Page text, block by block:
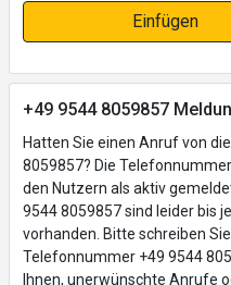
Einfügen
+49 9544 8059857
Hatten Sie einen Anruf von
8059857? Die
den Nutzern als aktiv
9544 8059857 sind leider bis
vorhanden. Bitte schreiben
Telefonnummer +49 9544
Ihnen, unerwünschte Anrufe